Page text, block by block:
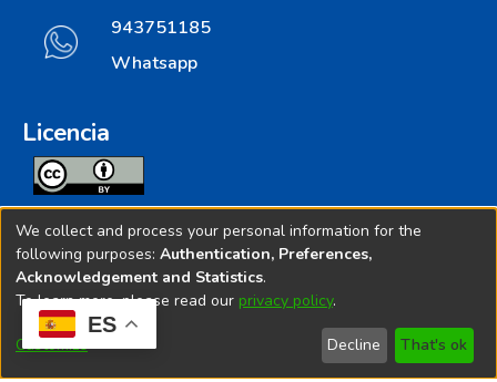
ES
943751185
Whatsapp
Licencia
Todos los contenidos de repositorio.ins.gob.pe estan
licenciados bajo
Creative Commoms License
© 2025. Instituto Nacional de Salud - Implementado por
We collect and process your personal information for the
following purposes: Authentication, Preferences,
Acknowledgement and Statistics.
To learn more, please read our privacy policy.
Customize Decline That's ok